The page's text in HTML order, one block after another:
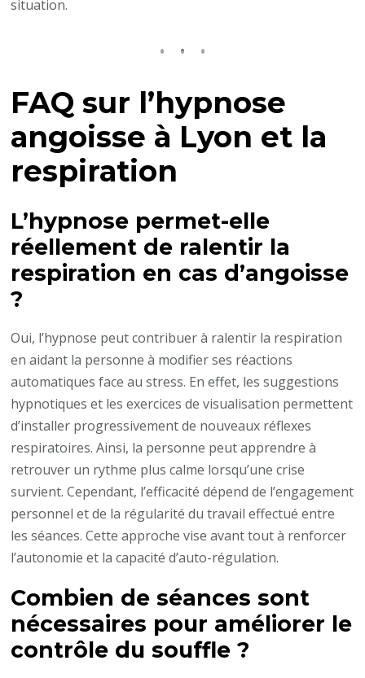
situation.
FAQ sur l’hypnose
angoisse à Lyon et la
respiration
L’hypnose permet-elle
réellement de ralentir la
respiration en cas d’angoisse
?
Oui, l’hypnose peut contribuer à ralentir la respiration
en aidant la personne à modifier ses réactions
automatiques face au stress. En effet, les suggestions
hypnotiques et les exercices de visualisation permettent
d’installer progressivement de nouveaux réflexes
respiratoires. Ainsi, la personne peut apprendre à
retrouver un rythme plus calme lorsqu’une crise
survient. Cependant, l’efficacité dépend de l’engagement
personnel et de la régularité du travail effectué entre
les séances. Cette approche vise avant tout à renforcer
l’autonomie et la capacité d’auto-régulation.
Combien de séances sont
nécessaires pour améliorer le
contrôle du souffle ?